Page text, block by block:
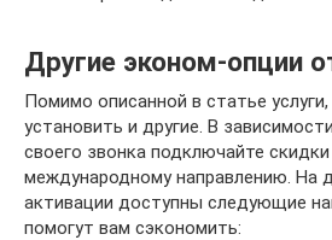
Другие эконом-опции
Помимо описанной в статье
установить и другие. В
своего звонка подключайте
международному направлению. На
активации доступны следующие
помогут вам сэкономить: